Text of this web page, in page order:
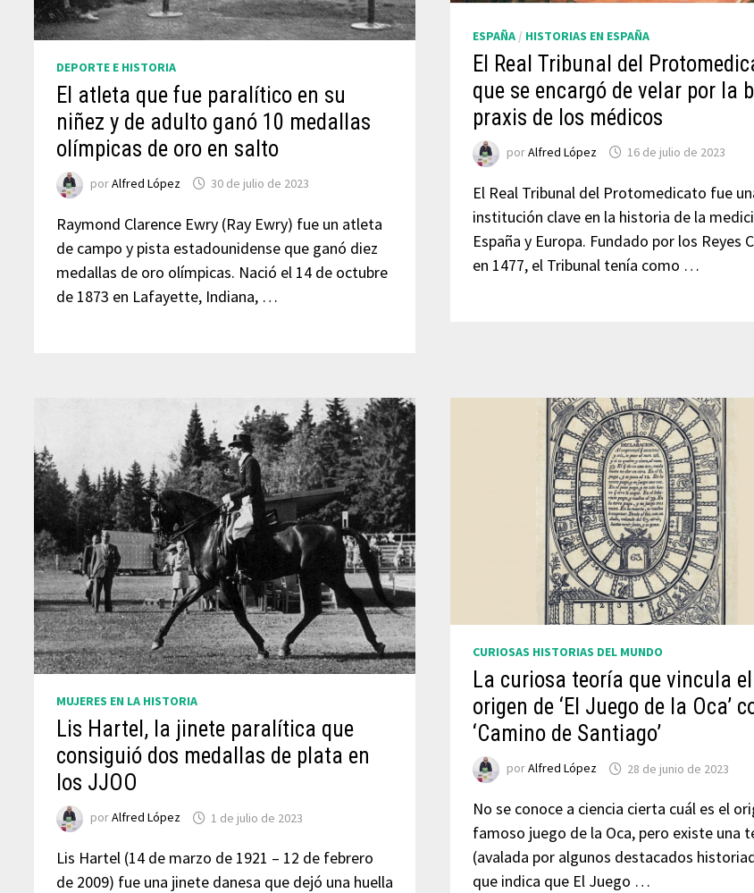
DEPORTE E HISTORIA
El atleta que fue paralítico en su
niñez y de adulto ganó 10 medallas
olímpicas de oro en salto
porAlfred López 30 de julio de 2023
Raymond Clarence Ewry (Ray Ewry) fue un atleta
de campo y pista estadounidense que ganó diez
medallas de oro olímpicas. Nació el 14 de octubre
de 1873 en Lafayette, Indiana, …
ESPAÑA/ HISTORIAS EN ESPAÑA
El Real Tribunal del
que se encargó de velar por la
praxis de los médicos
porAlfred López 16 de julio de 2023
El Real Tribunal del Protomedicato fue
institución clave en la historia de la
España y Europa. Fundado por los Reyes
en 1477, el Tribunal tenía como …
MUJERES EN LA HISTORIA
Lis Hartel, la jinete paralítica que
consiguió dos medallas de plata en
los JJOO
porAlfred López 1 de julio de 2023
Lis Hartel (14 de marzo de 1921 – 12 de febrero
de 2009) fue una jinete danesa que dejó una huella
CURIOSAS HISTORIAS DEL MUNDO
La curiosa teoría que vincula el
origen de ‘El Juego de la Oca’
‘Camino de Santiago’
porAlfred López 28 de junio de 2023
No se conoce a ciencia cierta cuál es el
famoso juego de la Oca, pero existe una
(avalada por algunos destacados
que indica que El Juego …